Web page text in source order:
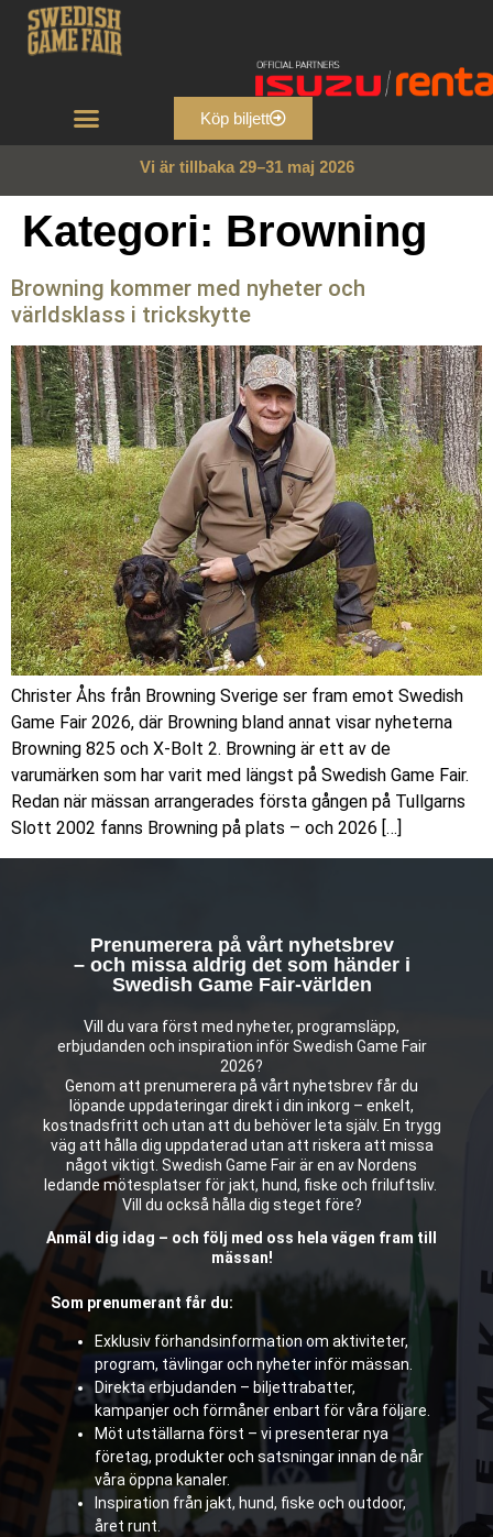
Köp biljett
Vi är tillbaka 29–31 maj 2026
Kategori: Browning
Browning kommer med nyheter och
världsklass i trickskytte
Christer Åhs från Browning Sverige ser fram emot Swedish
Game Fair 2026, där Browning bland annat visar nyheterna
Browning 825 och X-Bolt 2. Browning är ett av de
varumärken som har varit med längst på Swedish Game Fair.
Redan när mässan arrangerades första gången på Tullgarns
Slott 2002 fanns Browning på plats – och 2026 […]
Prenumerera på vårt nyhetsbrev
– och missa aldrig det som händer i
Swedish Game Fair-världen
Vill du vara först med nyheter, programsläpp,
erbjudanden och inspiration inför Swedish Game Fair
2026?
Genom att prenumerera på vårt nyhetsbrev får du
löpande uppdateringar direkt i din inkorg – enkelt,
kostnadsfritt och utan att du behöver leta själv. En trygg
väg att hålla dig uppdaterad utan att riskera att missa
något viktigt. Swedish Game Fair är en av Nordens
ledande mötesplatser för jakt, hund, fiske och friluftsliv.
Vill du också hålla dig steget före?
Anmäl dig idag – och följ med oss hela vägen fram till
mässan!
Som prenumerant får du:
Exklusiv förhandsinformation om aktiviteter,
program, tävlingar och nyheter inför mässan.
Direkta erbjudanden – biljettrabatter,
kampanjer och förmåner enbart för våra följare.
Möt utställarna först – vi presenterar nya
företag, produkter och satsningar innan de når
våra öppna kanaler.
Inspiration från jakt, hund, fiske och outdoor,
året runt.